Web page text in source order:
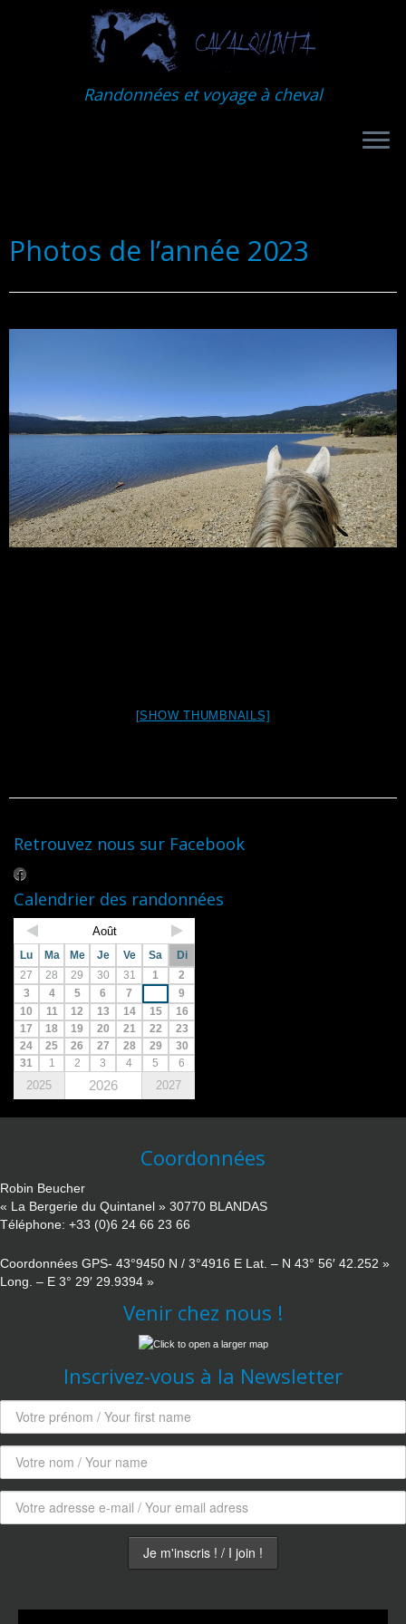
Randonnées et voyage à cheval
Photos de l’année 2023
[SHOW THUMBNAILS]
Retrouvez nous sur Facebook
Calendrier des randonnées
Août
Lu Ma Me Je Ve Sa
Di
27
28 29 30 31 1
2
3
4 5 6 7
9
10
11 12 13 14 15
16
17
18 19 20 21 22
23
24
25 26 27 28 29
30
31
1 2 3 4 5 6
2025 2026 2027
Coordonnées
Robin Beucher
« La Bergerie du Quintanel » 30770 BLANDAS
Téléphone: +33 (0)6 24 66 23 66
Coordonnées GPS- 43°9450 N / 3°4916 E Lat. – N 43° 56′ 42.252 »
Long. – E 3° 29′ 29.9394 »
Venir chez nous !
Inscrivez-vous à la Newsletter